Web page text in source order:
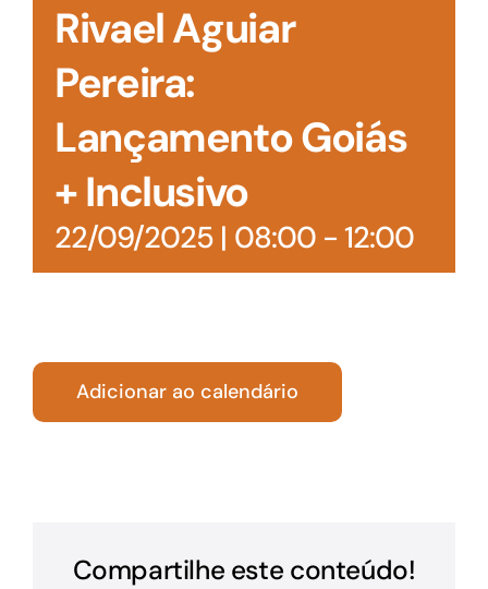
Rivael Aguiar
Pereira:
Lançamento Goiás
+ Inclusivo
22/09/2025 | 08:00- 12:00
Adicionar ao calendário
Compartilhe este conteúdo!